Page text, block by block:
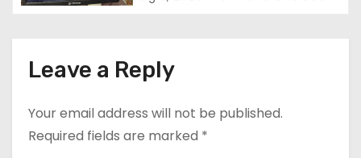
Leave a Reply
Your email address will not be published.
Required fields are marked *